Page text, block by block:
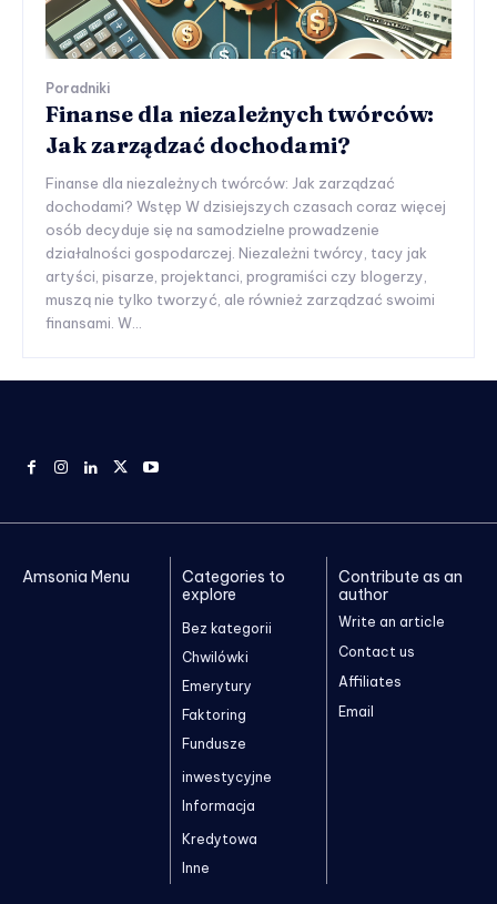
Poradniki
Finanse dla niezależnych twórców:
Jak zarządzać dochodami?
Finanse dla niezależnych twórców: Jak zarządzać
dochodami? Wstęp W dzisiejszych czasach coraz więcej
osób decyduje się na samodzielne prowadzenie
działalności gospodarczej. Niezależni twórcy, tacy jak
artyści, pisarze, projektanci, programiści czy blogerzy,
muszą nie tylko tworzyć, ale również zarządzać swoimi
finansami. W...
Amsonia Menu
Categories to
explore
Bez kategorii
Chwilówki
Emerytury
Faktoring
Fundusze
inwestycyjne
Informacja
Kredytowa
Inne
Contribute as an
author
Write an article
Contact us
Affiliates
Email